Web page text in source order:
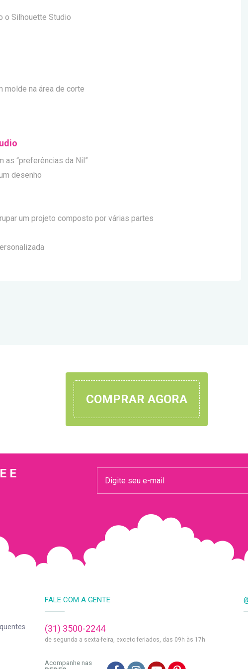
o Silhouette Studio
molde na área de corte
as “preferências da Nil”
desenho
um projeto composto por várias partes
COMPRAR AGORA
E
FALE COM A GENTE
(31) 3500-2244
de segunda a sexta-feira, exceto feriados, das 09h às 17h
Acompanhe nas